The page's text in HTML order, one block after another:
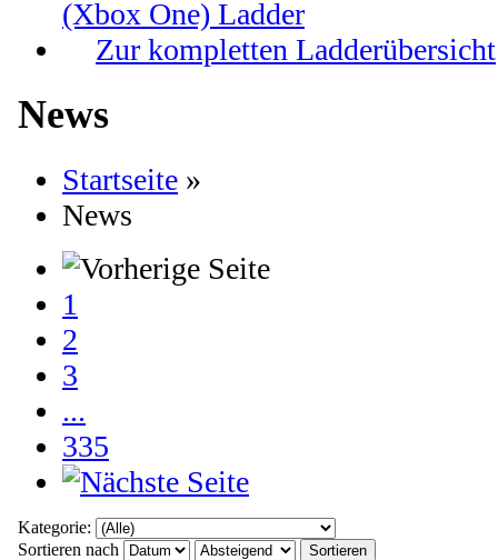
(Xbox One) Ladder
Zur kompletten Ladderübersicht
News
Startseite »
News
1
2
3
...
335
Kategorie:
Sortieren nach